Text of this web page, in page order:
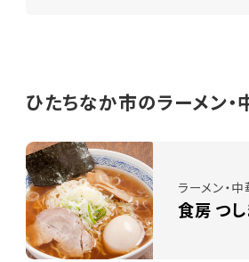
ひたちなか市のラーメン
ラーメン・
食房 つし